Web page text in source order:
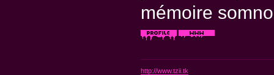
mémoire
http://www.tzii.tk